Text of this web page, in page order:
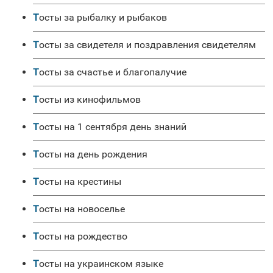
Тосты за рыбалку и рыбаков
Тосты за свидетеля и поздравления свидетелям
Тосты за счастье и благопалучие
Тосты из кинофильмов
Тосты на 1 сентября день знаний
Тосты на день рождения
Тосты на крестины
Тосты на новоселье
Тосты на рождество
Тосты на украинском языке